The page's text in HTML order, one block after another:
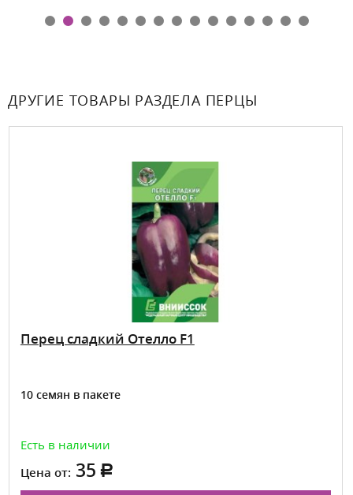
ДРУГИЕ ТОВАРЫ РАЗДЕЛА ПЕРЦЫ
Перец сладкий Отелло F1
10 семян в пакете
Есть в наличии
Цена от: 35